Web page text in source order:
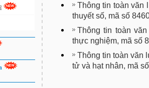
Thông tin toàn văn
thuyết số, mã số
Thông tin toàn
thực nghiệm, mã số
Thông tin toàn văn
tử và hạt nhân, mã